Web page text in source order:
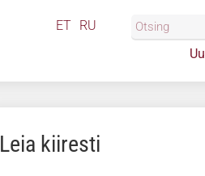
ET RU
Leia kiiresti